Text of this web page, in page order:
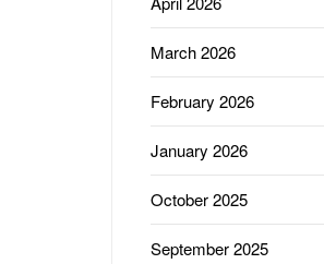
March 2026
February 2026
January 2026
October 2025
September 2025